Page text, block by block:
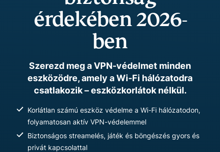
érdekében 2026-
ben
Szerezd meg a VPN-védelmet minden
eszközödre, amely a Wi-Fi hálózatodra
csatlakozik – eszközkorlátok nélkül.
Korlátlan számú eszköz védelme a Wi-Fi hálózatodon,
folyamatosan aktív VPN-védelemmel
Biztonságos streamelés, játék és böngészés gyors és
privát kapcsolattal